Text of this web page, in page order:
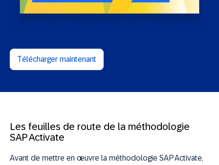
Télécharger maintenant
Les feuilles de route de la méthodologie
SAP Activate
Avant de mettre en œuvre la méthodologie SAP Activate,